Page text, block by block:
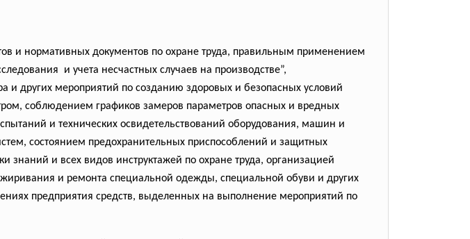
и нормативных документов по охране труда, правильным применением
и учета несчастных случаев на производстве”,
и других мероприятий по созданию здоровых и безопасных условий
соблюдением графиков замеров параметров опасных и вредных
и технических освидетельствований оборудования, машин и
состоянием предохранительных приспособлений и защитных
и всех видов инструктажей по охране труда, организацией
и ремонта специальной одежды, специальной обуви и других
предприятия средств, выделенных на выполнение мероприятий по